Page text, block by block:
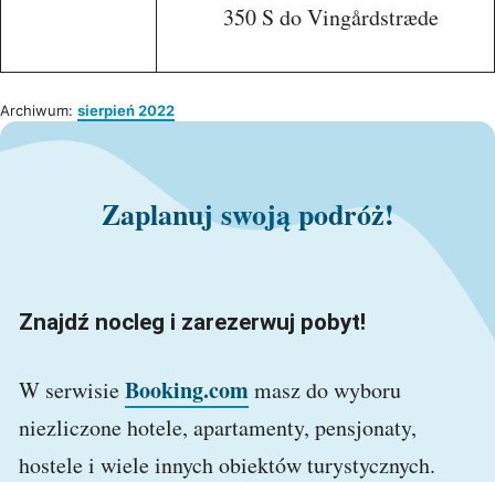
350 S do Vingårdstræde
Archiwum: sierpień 2022
Zaplanuj swoją podróż!
Znajdź nocleg i zarezerwuj pobyt!
W serwisieBooking.commasz do wyboru
niezliczone hotele, apartamenty, pensjonaty,
hostele i wiele innych obiektów turystycznych.